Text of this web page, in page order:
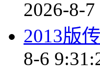
2026-8-
2013版
8-6